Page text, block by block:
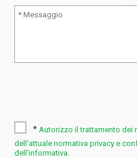
* Autorizzo il trattamento dei
dell'attuale normativa privacy e
dell'informativa.